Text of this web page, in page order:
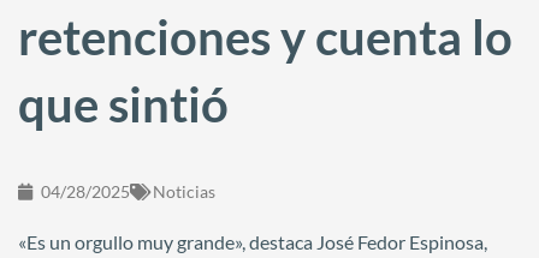
retenciones y cuenta lo
que sintió
04/28/2025 Noticias
«Es un orgullo muy grande», destaca José Fedor Espinosa,